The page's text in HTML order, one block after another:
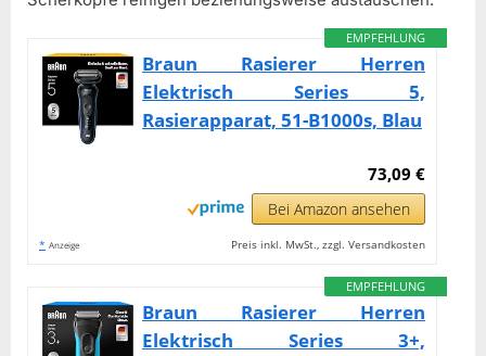
EMPFEHLUNG
Braun Rasierer Herren
Elektrisch Series 5,
Rasierapparat, 51-B1000s, Blau
73,09 €
Bei Amazon ansehen
* Anzeige Preis inkl. MwSt., zzgl. Versandkosten
EMPFEHLUNG
Braun Rasierer Herren
Elektrisch Series 3+,